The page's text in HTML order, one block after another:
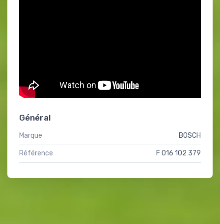
Général
Marque BOSCH
Référence F 016 102 379